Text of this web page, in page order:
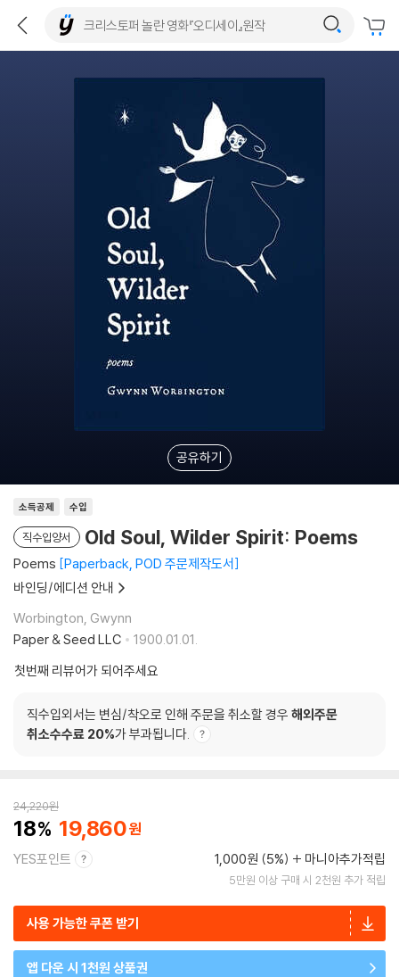
공유하기
소득공제 수입
직수입양서 Old Soul, Wilder Spirit: Poems
Poems Paperback, POD 주문제작도서
바인딩/에디션 안내
Worbington, Gwynn
Paper & Seed LLC
1900.01.01.
첫번째 리뷰어가 되어주세요
직수입외서는 변심/착오로 인해 주문을 취소할 경우 해외주문
취소수수료 20%가 부과됩니다.
24,220원
18 19,860
YES포인트 1,000원 (5%) 마니아추가적립
5만원 이상 구매 시 2천원 추가 적립
사용 가능한 쿠폰 받기
앱 다운 시 1천원 상품권